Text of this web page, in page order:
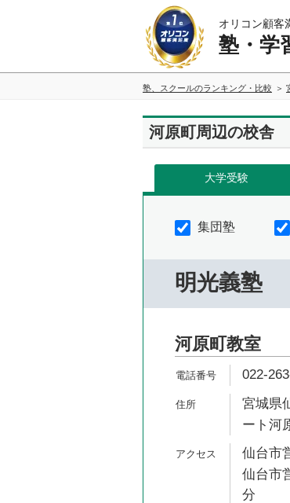
オリコン顧客
塾・学
塾、スクールのランキング・比較
河原町周辺の校舎
大学受験
集団塾
明光義塾
河原町教室
022-
宮城県
ート河
仙台市
仙台市
分